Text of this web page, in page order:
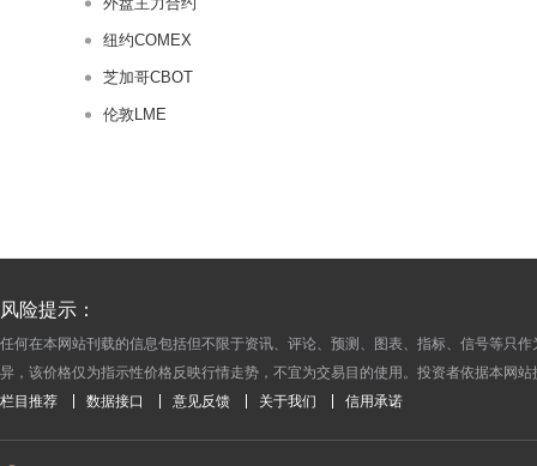
纽约COMEX
芝加哥CBOT
伦敦LME
2018-03-01
2018-02-27
2018-02-26
2018-02-25
2018-02-24
风险提示：
任何在本网站刊载的信息包括但不限于资讯、评论、预测、图表、指标、信号等只
异，该价格仅为指示性价格反映行情走势，不宜为交易目的使用。投资者依据本网
栏目推荐 数据接口 意见反馈 关于我们 信用承诺